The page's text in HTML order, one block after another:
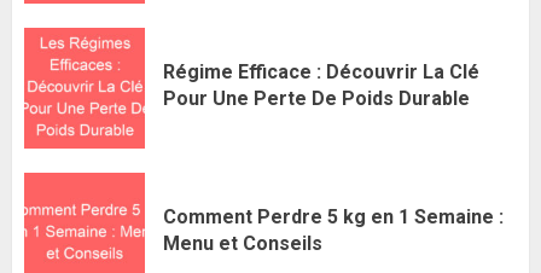
Régime Efficace : Découvrir La Clé
Pour Une Perte De Poids Durable
Comment Perdre 5 kg en 1 Semaine :
Menu et Conseils